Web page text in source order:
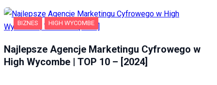
BIZNES HIGH WYCOMBE
Najlepsze Agencje Marketingu Cyfrowego w
High Wycombe | TOP 10 – [2024]